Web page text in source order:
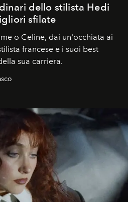
dello stilista Hedi
sfilate
o Celine, dai un'occhiata ai
francese e i suoi best
sua carriera.